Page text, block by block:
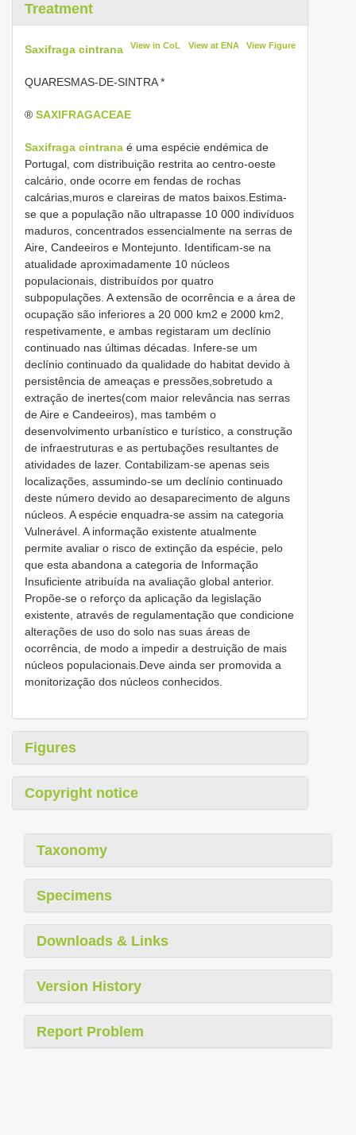
Treatment
Saxifraga cintrana View in CoL View at ENA View Figure
QUARESMAS-DE-SINTRA *
® SAXIFRAGACEAE
Saxifraga cintrana é uma espécie endémica de
Portugal, com distribuição restrita ao centro-oeste
calcário, onde ocorre em fendas de rochas
calcárias,muros e clareiras de matos baixos.Estima-
se que a população não ultrapasse 10 000 indivíduos
maduros, concentrados essencialmente na serras de
Aire, Candeeiros e Montejunto. Identificam-se na
atualidade aproximadamente 10 núcleos
populacionais, distribuídos por quatro
subpopulações. A extensão de ocorrência e a área de
ocupação são inferiores a 20 000 km2 e 2000 km2,
respetivamente, e ambas registaram um declínio
continuado nas últimas décadas. Infere-se um
declínio continuado da qualidade do habitat devido à
persistência de ameaças e pressões,sobretudo a
extração de inertes(com maior relevância nas serras
de Aire e Candeeiros), mas também o
desenvolvimento urbanístico e turístico, a construção
de infraestruturas e as pertubações resultantes de
atividades de lazer. Contabilizam-se apenas seis
localizações, assumindo-se um declínio continuado
deste número devido ao desaparecimento de alguns
núcleos. A espécie enquadra-se assim na categoria
Vulnerável. A informação existente atualmente
permite avaliar o risco de extinção da espécie, pelo
que esta abandona a categoria de Informação
Insuficiente atribuída na avaliação global anterior.
Propõe-se o reforço da aplicação da legislação
existente, através de regulamentação que condicione
alterações de uso do solo nas suas áreas de
ocorrência, de modo a impedir a destruição de mais
núcleos populacionais.Deve ainda ser promovida a
monitorização dos núcleos conhecidos.
Figures
Copyright notice
Taxonomy
Specimens
Downloads & Links
Version History
Report Problem